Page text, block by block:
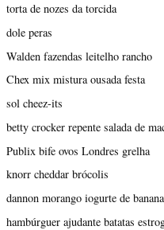
torta de nozes da torcida
dole peras
Walden fazendas leitelho rancho
Chex mix mistura ousada festa
sol cheez-its
betty crocker repente salada de
Publix bife ovos Londres grelha
knorr cheddar brócolis
dannon morango iogurte de banana
hambúrguer ajudante batatas